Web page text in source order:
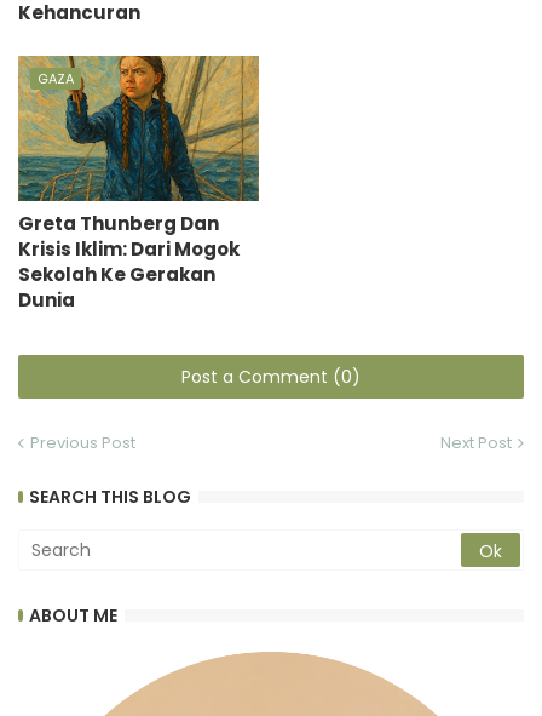
Kehancuran
GAZA
Greta Thunberg Dan
Krisis Iklim: Dari Mogok
Sekolah Ke Gerakan
Dunia
Post a Comment (0)
Previous Post Next Post
SEARCH THIS BLOG
ABOUT ME